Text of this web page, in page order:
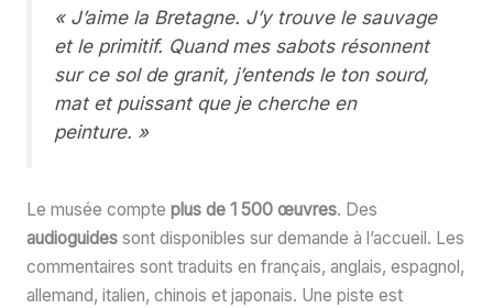
« J’aime la Bretagne. J’y trouve le sauvage
et le primitif. Quand mes sabots résonnent
sur ce sol de granit, j’entends le ton sourd,
mat et puissant que je cherche en
peinture. »
Le musée compte plus de 1 500 œuvres. Des
audioguidessont disponibles sur demande à l’accueil. Les
commentaires sont traduits en français, anglais, espagnol,
allemand, italien, chinois et japonais. Une piste est